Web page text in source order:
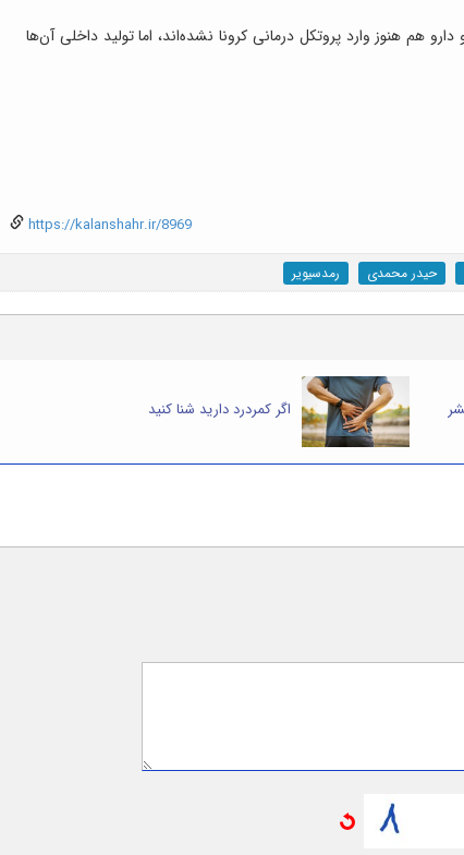
هم هنوز وارد پروتکل درمانی کرونا نشده‌اند، اما تولید داخلی آن‌ها
https://kalanshahr.ir/8969
حیدر محمدی رمدسیویر
اگر کمردرد دارید شنا کنید